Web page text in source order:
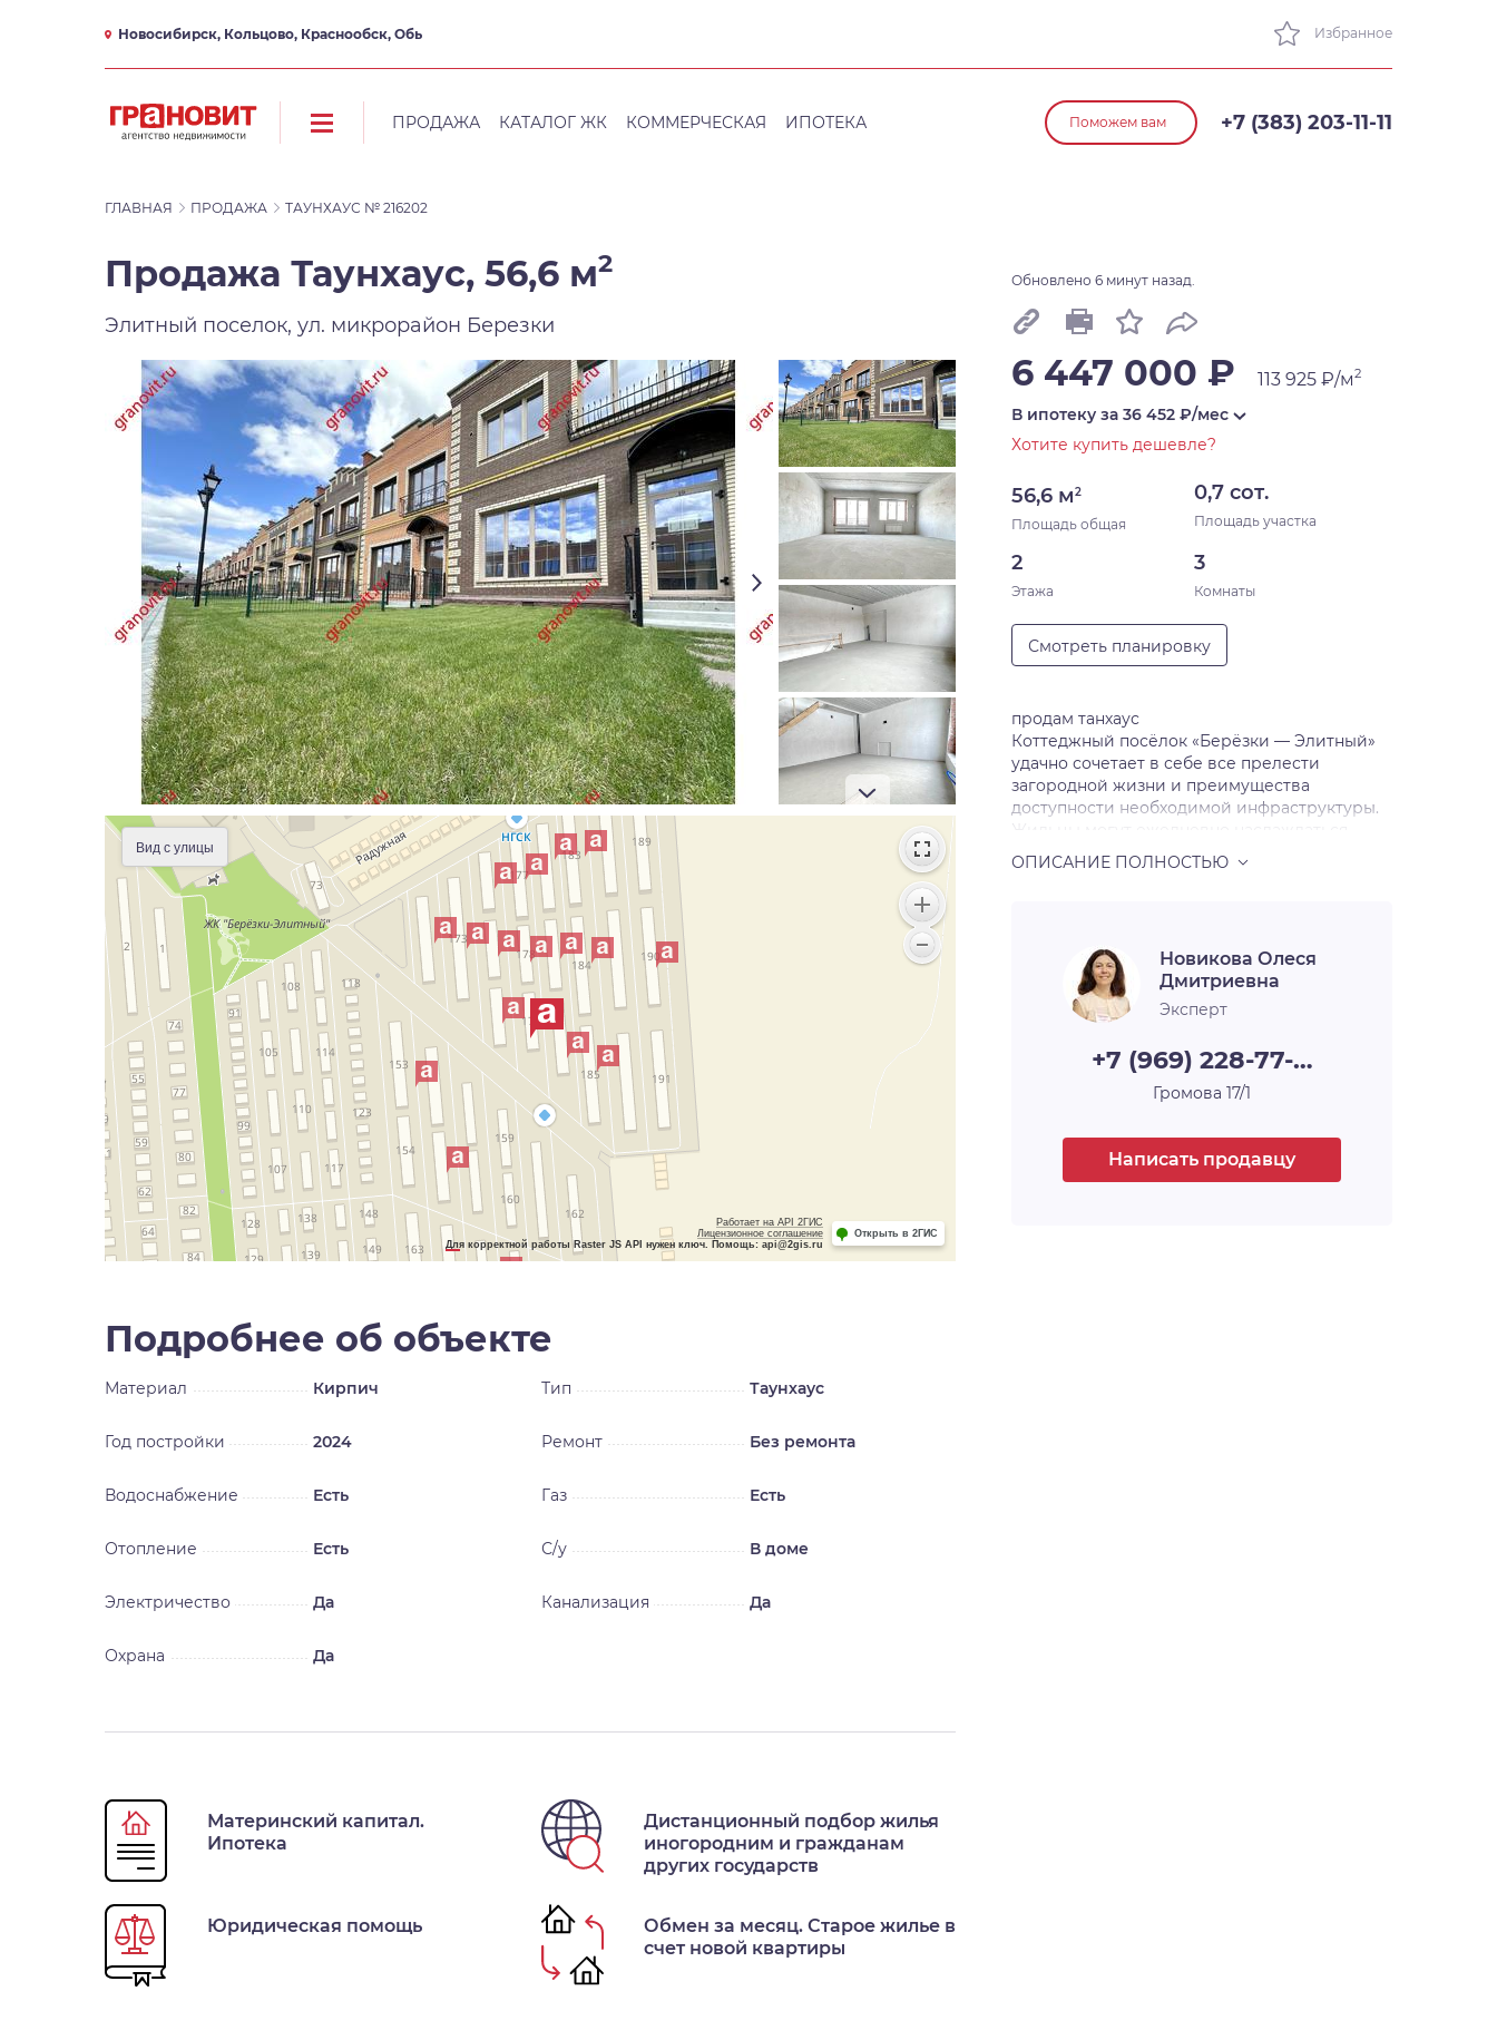
Новосибирск, Кольцово, Краснообск, Обь Избранное
ПРОДАЖА КАТАЛОГ ЖК КОММЕРЧЕСКАЯ ИПОТЕКА Поможем вам +7 (383) 203-11-11
ГЛАВНАЯ ПРОДАЖА ТАУНХАУС № 216202
Продажа Таунхаус, 56,6 м2
Элитный поселок, ул. микрорайон Березки
Вид с улицы
Работает на API 2ГИС
Лицензионное соглашение
Для корректной работы Raster JS API нужен ключ. Помощь: api@2gis.ru
Открыть в 2ГИС
Подробнее об объекте
Материал Кирпич Тип Таунхаус
Год постройки 2024 Ремонт Без ремонта
Водоснабжение Есть Газ Есть
Отопление Есть С/у В доме
Электричество Да Канализация Да
Охрана Да
Материнский капитал.
Ипотека
Дистанционный подбор жилья
иногородним и гражданам
других государств
Юридическая помощь
Обмен за месяц. Старое жилье в
счет новой квартиры
Обновлено 6 минут назад.
6 447 000 ₽ 113 925 ₽/м2
В ипотеку за 36 452 ₽/мес
Хотите купить дешевле?
56,6 м2
Площадь общая
0,7 сот.
Площадь участка
2
Этажа
3
Комнаты
Смотреть планировку
продам танхаус
Коттеджный посёлок «Берёзки — Элитный»
удачно сочетает в себе все прелести
загородной жизни и преимущества
доступности необходимой инфраструктуры.
Жильцы могут ежедневно наслаждаться
свежим воздухом и красивым видом из окна
и в любой момент быстро добраться до
Одно- и двухэтажные кирпичные жилые
дома с привлекательными фасадами
оформлены в едином стиле. Дома отлично
в них одинаково комфортно как летом, так и
В посёлке имеется центральный водопровод
электричество и природный газ.
Для спокойствия и безопасности жильцов на
территории ведётся видеонаблюдение.
Новикова Олеся
Дмитриевна
Эксперт
+7 (969) 228-77-…
Громова 17/1
Написать продавцу